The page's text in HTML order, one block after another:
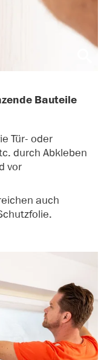
Bauteile
Tür- oder
durch Abkleben
vor
auch